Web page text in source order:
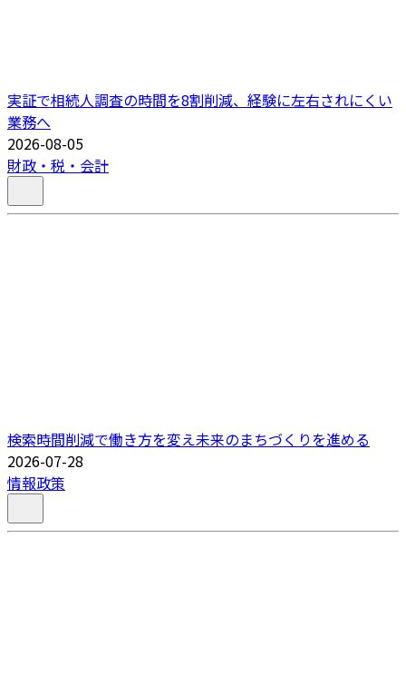
実証で相続人調査の時間を8割削減、経験に左右されにくい
業務へ
2026-08-05
財政・税・会計
検索時間削減で働き方を変え未来のまちづくりを進める
2026-07-28
情報政策